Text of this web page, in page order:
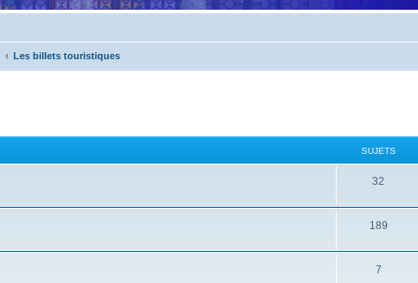
Les billets touristiques
SUJETS
32
189
7